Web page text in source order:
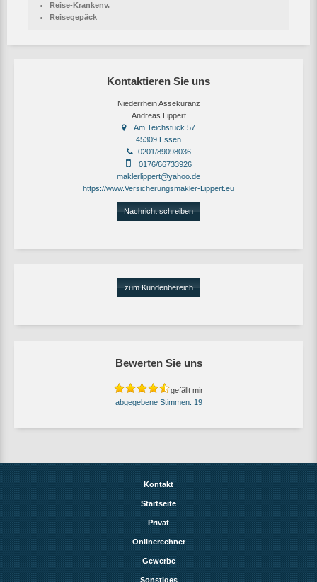
Kontaktieren Sie uns
Niederrhein Assekuranz
Andreas Lippert
Am Teichstück 57
45309 Essen
0201/89098036
0176/66733926
maklerlippert@yahoo.de
https://www.Versicherungsmakler-Lippert.eu
Nachricht schreiben
zum Kundenbereich
Bewerten Sie uns
gefällt mir
19
Reise-Krankenv.
Reisegepäck
Kontakt
Startseite
Privat
Onlinerechner
Gewerbe
Sonstiges